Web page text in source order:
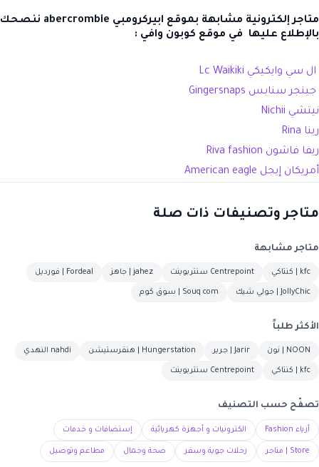
متاجر إلكترونية مشابهة بموقع ابيركرومبي abercrombie ننصحك
بالإطلاع عليها في موقع كوبون وافي :
ال سي وايكيكي ‏Lc Waikiki
جينجر سنابس Gingersnaps
نيتشي Nichii
رينا Rina
ريفا فاشون Riva fashion
أمريكان إيجل American eagle
متاجر وتصنيفات ذات صلة
متاجر مشابهة
kfc | كنتاكي Centrepoint سنتربوينت jahez | جاهز Fordeal | فورديل
JollyChic | جولي شيك Souq com | سوق كوم
الأكثر طلباً
NOON | نون Jarir | جرير Hungerstation | هنقرستيشن nahdi النهدي
kfc | كنتاكي Centrepoint سنتربوينت
تصفّح حسب التصنيف
أزياء Fashion الكترونيات و أجهزة كهربائية إستضافات و خدمات
Store | متاجر رحلات جوية وسفر صحة وجمال مطاعم وتوصيل